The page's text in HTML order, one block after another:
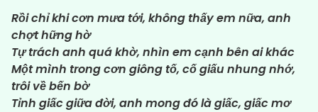
Rồi chỉ khi cơn mưa tới, không thấy em nữa, anh
chợt hững hờ
Tự trách anh quá khờ, nhìn em cạnh bên ai khác
Một mình trong cơn giông tố, cố giấu nhung nhớ,
trôi về bến bờ
Tỉnh giấc giữa đời, anh mong đó là giấc, giấc mơ